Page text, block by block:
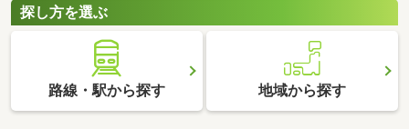
探し方を選ぶ
路線・駅から探す 地域から探す